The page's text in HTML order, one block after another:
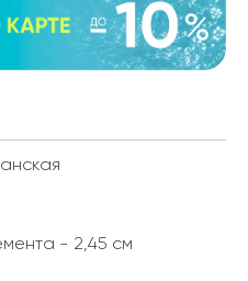
- 2,45 см